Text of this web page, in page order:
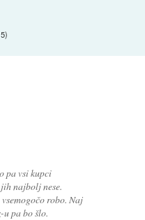
)
pa vsi kupci
najbolj nese.
robo. Naj
pa bo šlo.